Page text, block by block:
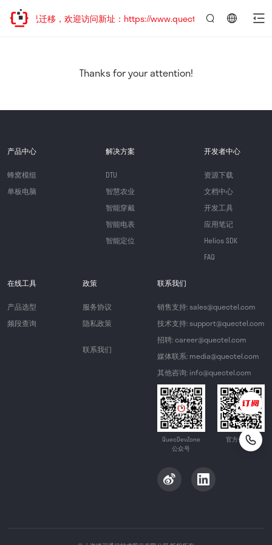
站地址已迁移，欢迎访问新址：https://www.quectel.com.cn
Thanks for your attention!
产品中心
蜂窝模组
单板电脑
解决方案
DTU
智慧农业
智能穿戴
智能电表
智能定位
开发者中心
资源下载
文档中心
开发工具
应用笔记
Helios SDK
FAQ
在线工具
产品选型
频段查询
政策
服务协议
隐私政策
联系我们
联系我们
销售支持: sales@quectel.com
技术支持: support@quectel.com
招聘: career@quectel.com
媒体联系: media@quectel.com
其他咨询: info@quectel.com
QuecDevZone
公众号
官方公众号